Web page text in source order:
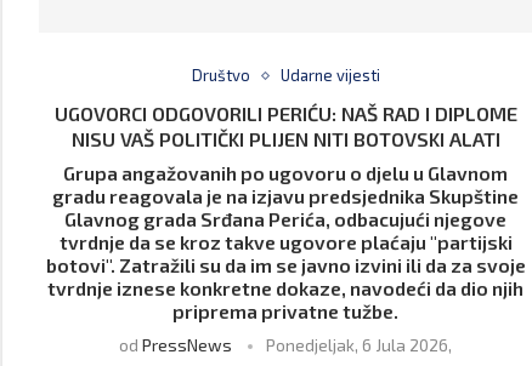
Društvo Udarne vijesti
UGOVORCI ODGOVORILI PERIĆU: NAŠ RAD I DIPLOME
NISU VAŠ POLITIČKI PLIJEN NITI BOTOVSKI ALATI
Grupa angažovanih po ugovoru o djelu u Glavnom
gradu reagovala je na izjavu predsjednika Skupštine
Glavnog grada Srđana Perića, odbacujući njegove
tvrdnje da se kroz takve ugovore plaćaju "partijski
botovi". Zatražili su da im se javno izvini ili da za svoje
tvrdnje iznese konkretne dokaze, navodeći da dio njih
priprema privatne tužbe.
odPressNews Ponedjeljak, 6 Jula 2026,